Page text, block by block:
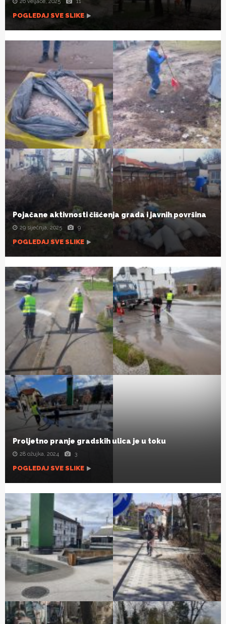
POGLEDAJ SVE SLIKE
Pojačane aktivnosti čišćenja grada i javnih površina
29 siječnja, 2025 9
POGLEDAJ SVE SLIKE
Proljetno pranje gradskih ulica je u toku
28 ožujka, 2024 3
POGLEDAJ SVE SLIKE